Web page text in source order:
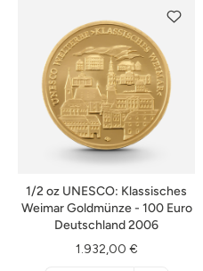
1/2 oz UNESCO: Klassisches
Weimar Goldmünze - 100 Euro
Deutschland 2006
1.932,00 €